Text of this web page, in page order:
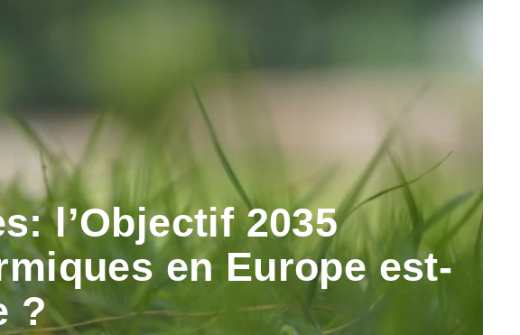
l’Objectif 2035
en Europe est-
?